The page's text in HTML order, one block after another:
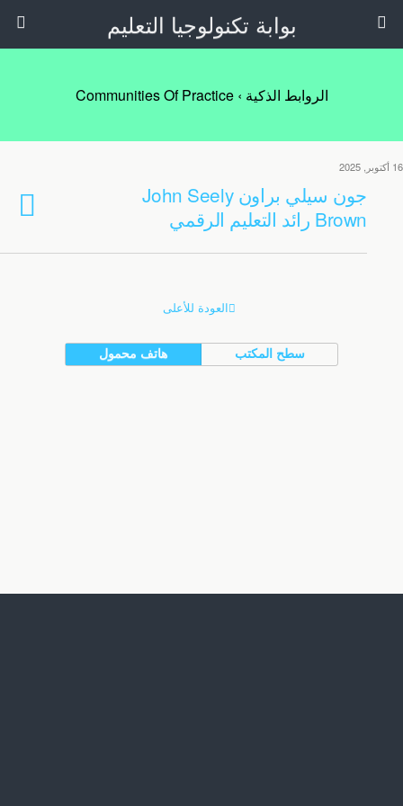
بوابة تكنولوجيا التعليم
الروابط الذكية › Communities Of Practice
16 أكتوبر, 2025
جون سيلي براون John Seely
Brown رائد التعليم الرقمي
العودة للأعلى
هاتف محمول سطح المكتب